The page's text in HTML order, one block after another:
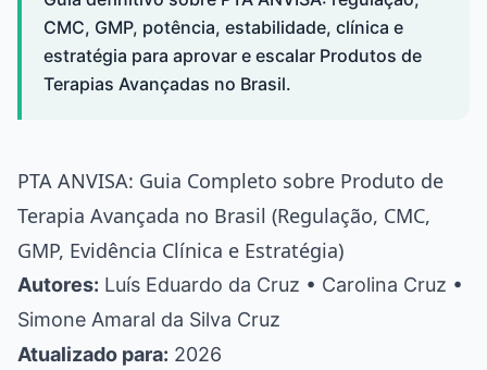
CMC, GMP, potência, estabilidade, clínica e
estratégia para aprovar e escalar Produtos de
Terapias Avançadas no Brasil.
PTA ANVISA: Guia Completo sobre Produto de
Terapia Avançada no Brasil (Regulação, CMC,
GMP, Evidência Clínica e Estratégia)
Autores: Luís Eduardo da Cruz • Carolina Cruz •
Simone Amaral da Silva Cruz
Atualizado para: 2026